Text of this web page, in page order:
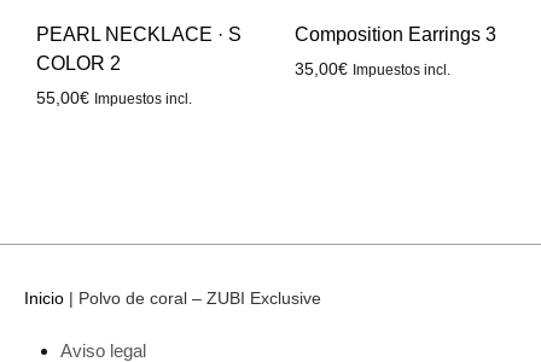
PEARL NECKLACE · S
COLOR 2
55,00€ Impuestos incl.
Composition Earrings 3
35,00€ Impuestos incl.
Inicio | Polvo de coral – ZUBI Exclusive
Aviso legal